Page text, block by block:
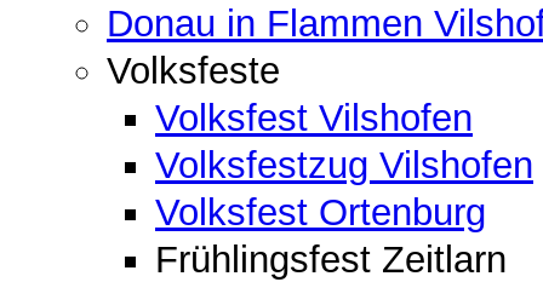
Donau in Flammen
Volksfeste
Volksfest Vilshofen
Volksfestzug Vilshofen
Volksfest Ortenburg
Frühlingsfest Zeitlarn